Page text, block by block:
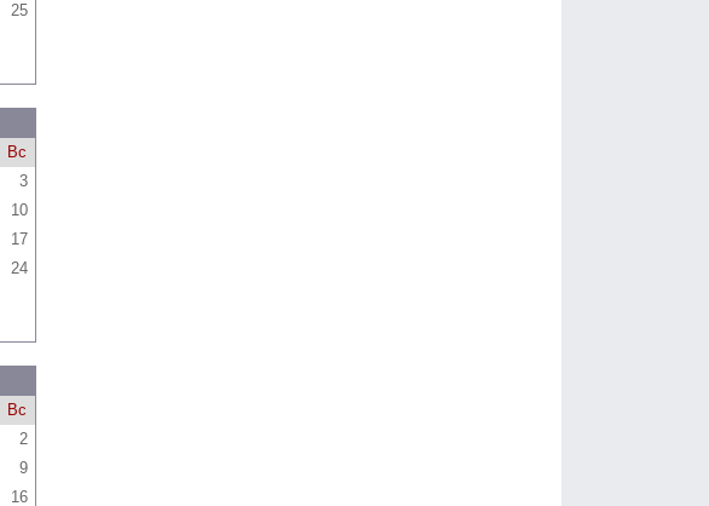
25
Вс
3
10
17
24
Вс
2
9
16